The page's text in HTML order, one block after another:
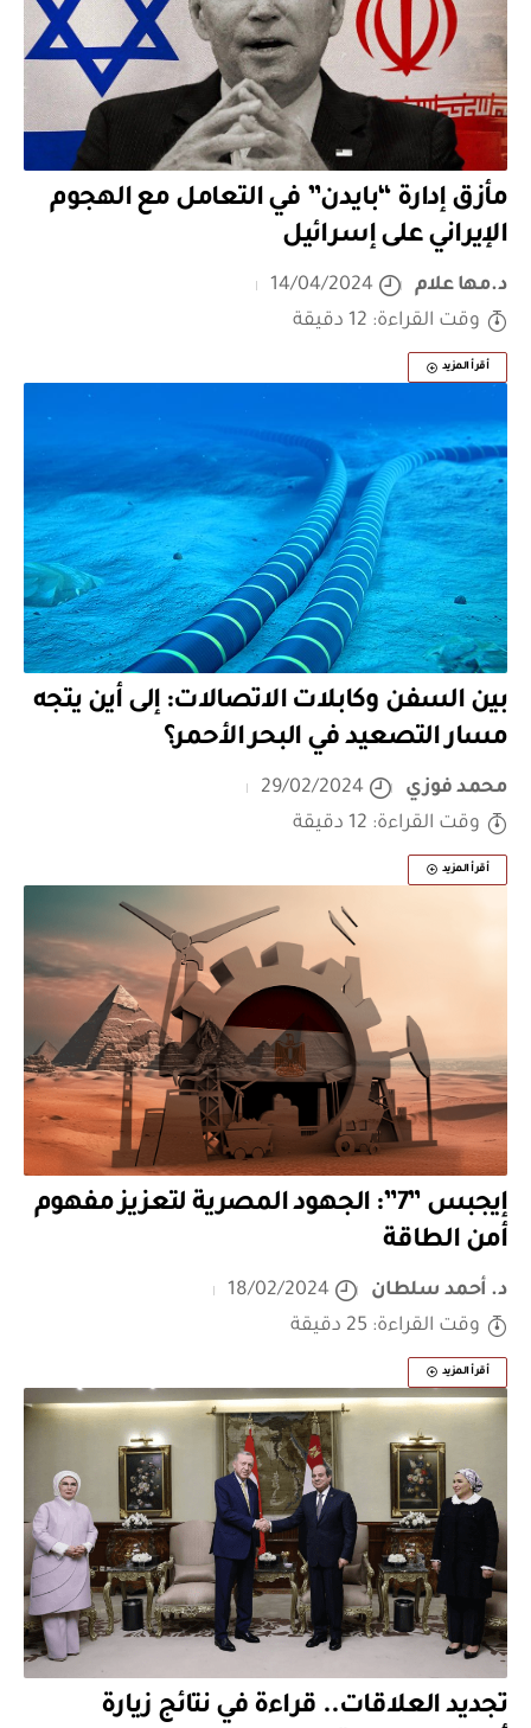
مأزق إدارة “بايدن” في التعامل مع الهجوم
الإيراني على إسرائيل
د.مها علام
14/04/2024
وقت القراءة: 12 دقيقة
أقرأ المزيد
بين السفن وكابلات الاتصالات: إلى أين يتجه
مسار التصعيد في البحر الأحمر؟
محمد فوزي
29/02/2024
وقت القراءة: 12 دقيقة
أقرأ المزيد
إيجبس ”7”: الجهود المصرية لتعزيز مفهوم
أمن الطاقة
د. أحمد سلطان
18/02/2024
وقت القراءة: 25 دقيقة
أقرأ المزيد
تجديد العلاقات.. قراءة في نتائج زيارة